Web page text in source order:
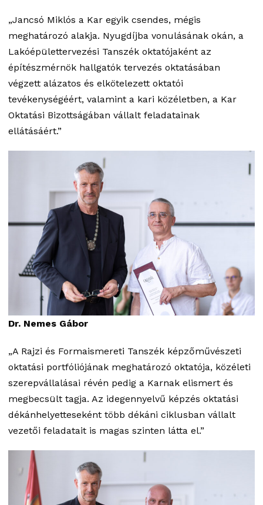
„Jancsó Miklós a Kar egyik csendes, mégis
meghatározó alakja. Nyugdíjba vonulásának okán, a
Lakóépülettervezési Tanszék oktatójaként az
építészmérnök hallgatók tervezés oktatásában
végzett alázatos és elkötelezett oktatói
tevékenységéért, valamint a kari közéletben, a Kar
Oktatási Bizottságában vállalt feladatainak
ellátásáért.”
Dr. Nemes Gábor
„A Rajzi és Formaismereti Tanszék képzőművészeti
oktatási portfóliójának meghatározó oktatója, közéleti
szerepvállalásai révén pedig a Karnak elismert és
megbecsült tagja. Az idegennyelvű képzés oktatási
dékánhelyetteseként több dékáni ciklusban vállalt
vezetői feladatait is magas szinten látta el.”